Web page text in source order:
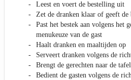
Leest en voert de bestelling uit
Zet de dranken klaar of geeft de
Past het bestek aan volgens het
menukeuze van de gast
Haalt dranken en maaltijden op
Serveert dranken volgens de
Brengt de gerechten naar de tafel
Bedient de gasten volgens de